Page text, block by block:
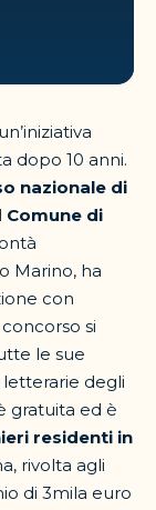
dopo 10 anni.
nazionale di
Comune di
Marino, ha
con
si
le sue
degli
gratuita ed è
residenti in
rivolta agli
di 3mila euro